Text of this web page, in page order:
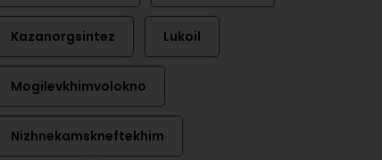
Kazanorgsintez Lukoil
Mogilevkhimvolokno
Nizhnekamskneftekhim